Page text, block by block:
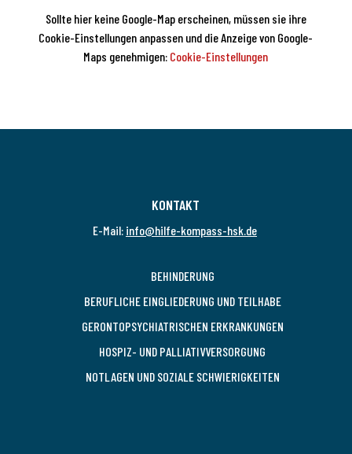
Sollte hier keine Google-Map erscheinen, müssen sie ihre
Cookie-Einstellungen anpassen und die Anzeige von Google-
Maps genehmigen: Cookie-Einstellungen
KONTAKT
E-Mail: info@hilfe-kompass-hsk.de
BEHINDERUNG
BERUFLICHE EINGLIEDERUNG UND TEILHABE
GERONTOPSYCHIATRISCHEN ERKRANKUNGEN
HOSPIZ- UND PALLIATIVVERSORGUNG
NOTLAGEN UND SOZIALE SCHWIERIGKEITEN